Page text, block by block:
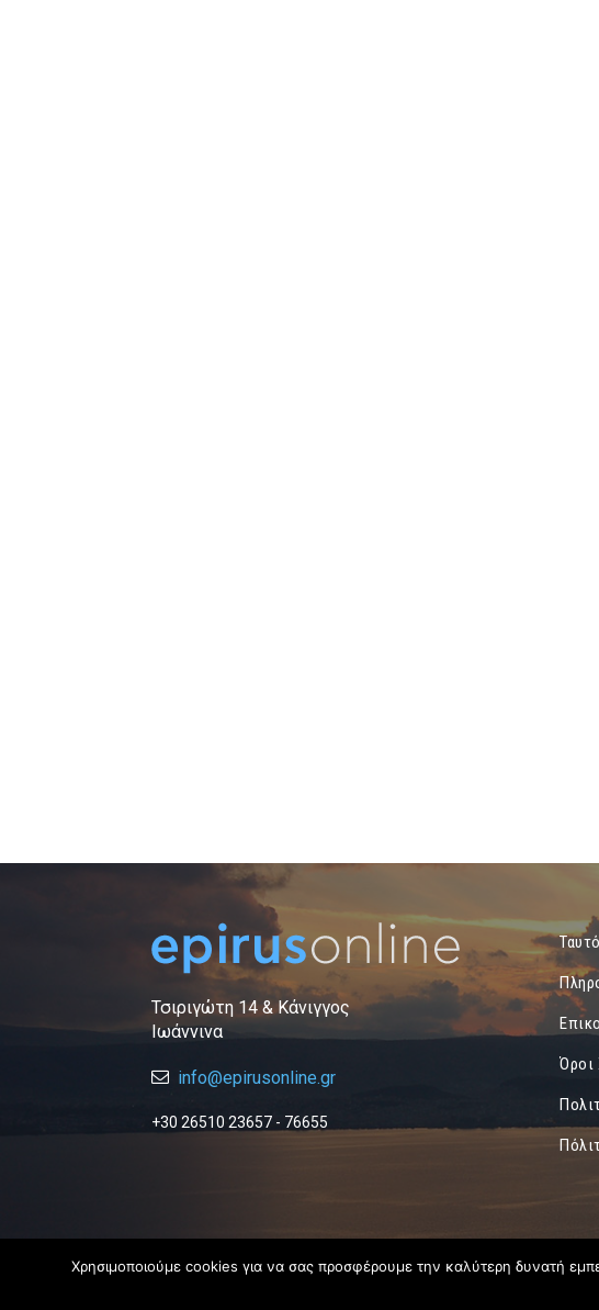
Τσιριγώτη 14 & Κάνιγγος
Ιωάννινα
info@epirusonline.gr
+30 26510 23657 - 76655
Όροι
Χρησιμοποιούμε cookies για να σας προσφέρουμε την καλύτερη δυνατή